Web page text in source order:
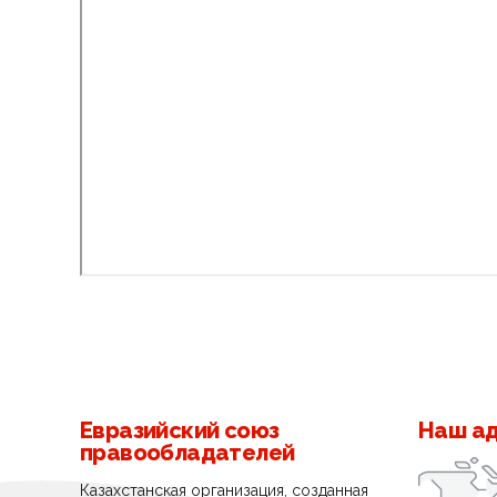
Евразийский союз
правообладателей
Казахстанская организация, созданная
Наш